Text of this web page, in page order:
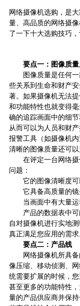
网络摄像机选购，是
量、高品质的网络摄
了一下十大选购技巧
要点一：图像质
图像质量是任何一
些关系到生命和财产
著。如果摄像机无法
和功能特性也就变得
确的追踪画面中的细
从而可以为人员和财
报警工具（如摄像机
清晰的图像质量还可
在评定一台网络摄
问题：
它的图像清晰度可
它具备高质量的镜
当画面中有大量运
产品的数据表中可
自对摄像机进行实地
真正满足您应用的需求
要点二：产品线
网络摄像机所具备
像压缩、移动侦测、
统需要扩展的时候，
甚至更多的功能特性
量的产品供应商并保